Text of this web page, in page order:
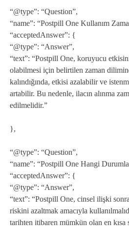
“@type”: “Question”,
“name”: “Postpill One Kullanım
“acceptedAnswer”: {
“@type”: “Answer”,
“text”: “Postpill One, koruyucu
olabilmesi için belirtilen zaman
kalındığında, etkisi azalabilir ve
artabilir. Bu nedenle, ilacın alınma
edilmelidir.”
},
“@type”: “Question”,
“name”: “Postpill One Hangi
“acceptedAnswer”: {
“@type”: “Answer”,
“text”: “Postpill One, cinsel ilişki
riskini azaltmak amacıyla
tarihten itibaren mümkün olan en kısa